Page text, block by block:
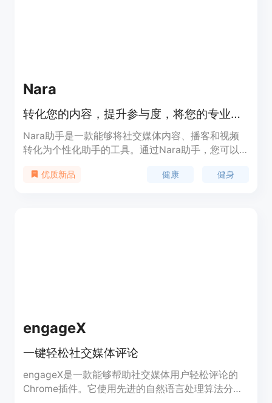
Nara
转化您的内容，提升参与度，将您的专业知识变现
Nara助手是一款能够将社交媒体内容、播客和视频
转化为个性化助手的工具。通过Nara助手，您可以
和健身教练的专业知识变现。立即开始使用！
优质新品 健康 健身
engageX
一键轻松社交媒体评论
engageX是一款能够帮助社交媒体用户轻松评论的
Chrome插件。它使用先进的自然语言处理算法分析